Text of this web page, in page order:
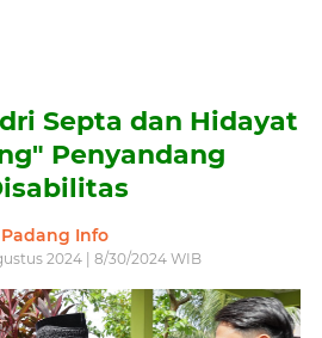
Septa dan Hidayat
Penyandang
Padang Info
2024 | 8/30/2024 WIB